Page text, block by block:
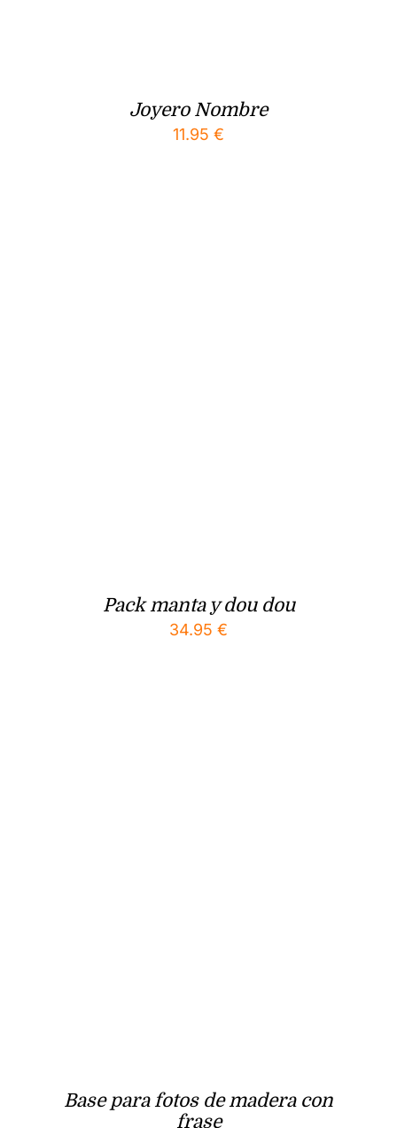
Joyero Nombre
11.95 €
Pack manta y dou dou
34.95 €
Base para fotos de madera con
frase